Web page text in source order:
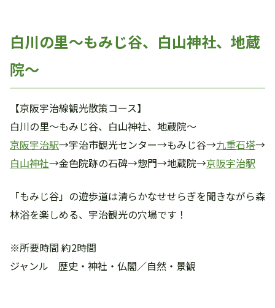
白川の里～もみじ谷、白山神社、地蔵
院～
【京阪宇治線観光散策コース】
白川の里～もみじ谷、白山神社、地蔵院～
京阪宇治駅→宇治市観光センター→もみじ谷→九重石塔→
白山神社→金色院跡の石碑→惣門→地蔵院→京阪宇治駅
「もみじ谷」の遊歩道は清らかなせせらぎを聞きながら森
林浴を楽しめる、宇治観光の穴場です！
※所要時間 約2時間
ジャンル 歴史・神社・仏閣／自然・景観